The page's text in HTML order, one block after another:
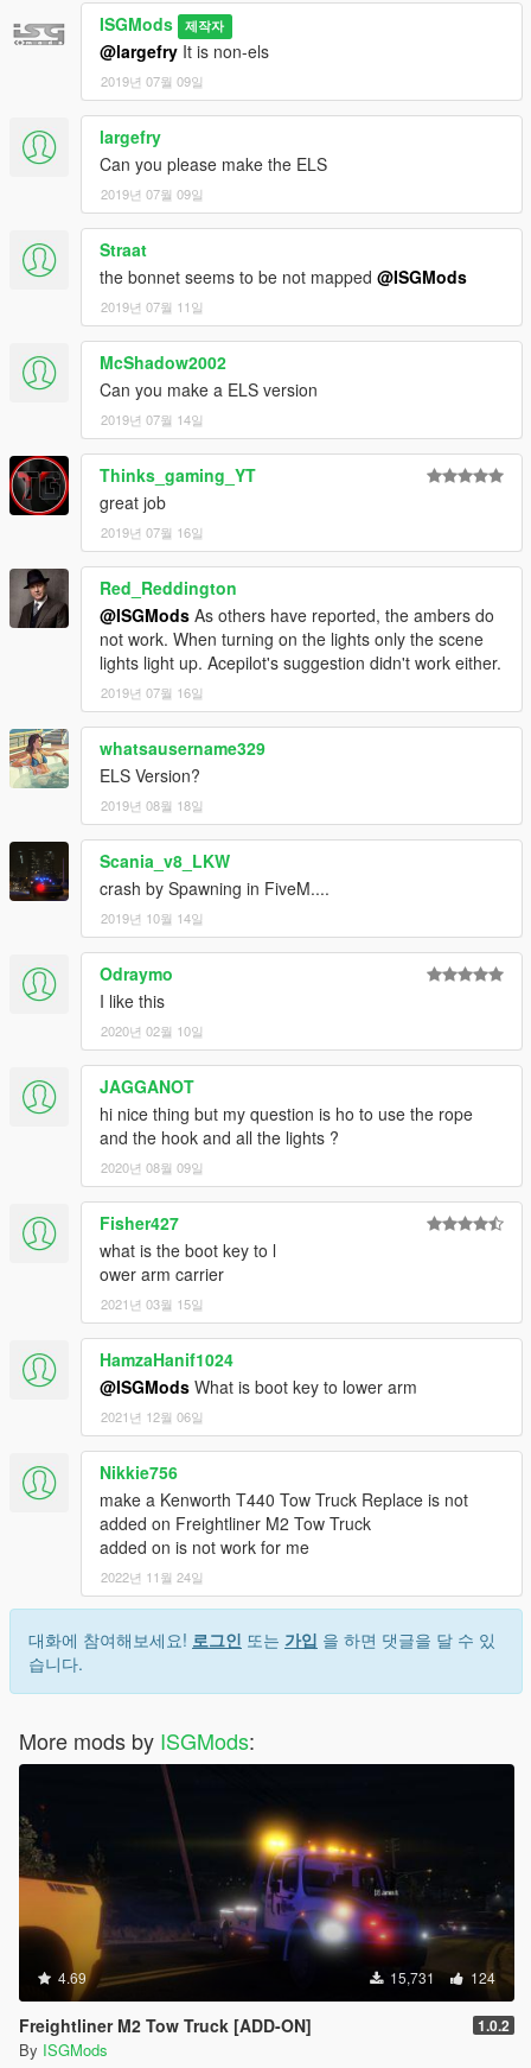
ISGMods 제작자
@largefry It is non-els
2019년 07월 09일
largefry
Can you please make the ELS
2019년 07월 09일
Straat
the bonnet seems to be not mapped @ISGMods
2019년 07월 11일
McShadow2002
Can you make a ELS version
2019년 07월 14일
Thinks_gaming_YT
great job
2019년 07월 16일
Red_Reddington
@ISGMods As others have reported, the ambers do
not work. When turning on the lights only the scene
lights light up. Acepilot's suggestion didn't work either.
2019년 07월 16일
whatsausername329
ELS Version?
2019년 08월 18일
Scania_v8_LKW
crash by Spawning in FiveM....
2019년 10월 14일
Odraymo
I like this
2020년 02월 10일
JAGGANOT
hi nice thing but my question is ho to use the rope
and the hook and all the lights ?
2020년 08월 09일
Fisher427
what is the boot key to l
ower arm carrier
2021년 03월 15일
HamzaHanif1024
@ISGMods What is boot key to lower arm
2021년 12월 06일
Nikkie756
make a Kenworth T440 Tow Truck Replace is not
added on Freightliner M2 Tow Truck
added on is not work for me
2022년 11월 24일
대화에 참여해보세요! 로그인 또는 가입 을 하면 댓글을 달 수 있
습니다.
More mods by ISGMods:
4.69 15,731 124
Freightliner M2 Tow Truck [ADD-ON] 1.0.2
By ISGMods